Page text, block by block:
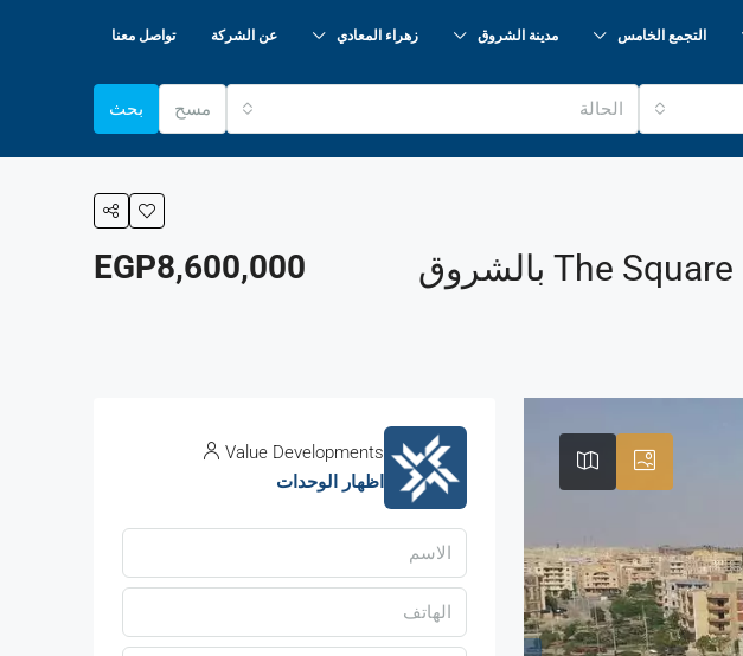
التجمع الخامس مدينة الشروق زهراء المعادي عن الشركة تواصل معنا
الحالة مسح بحث
EGP8,600,000
Value Developments
اظهار الوحدات